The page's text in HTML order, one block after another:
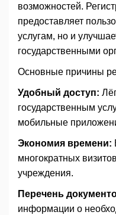
возможностей.
предоставляет
услугам, но и
государственными
Основные причины
Удобный доступ:
государственным
мобильные
Экономия времени:
многократных
учреждения.
Перечень
информации о